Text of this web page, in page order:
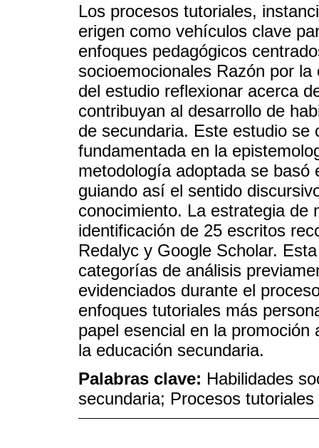
Los procesos tutoriales,
erigen como vehículos clave
enfoques pedagógicos
socioemocionales Razón por
del estudio reflexionar acerca
contribuyan al desarrollo de
de secundaria. Este estudio se
fundamentada en la
metodología adoptada se basó
guiando así el sentido
conocimiento. La estrategia de
identificación de 25 escritos
Redalyc y Google Scholar.
categorías de análisis
evidenciados durante el
enfoques tutoriales más
papel esencial en la
la educación secundaria.
Palabras clave: Habilidades
secundaria; Procesos tutoriales